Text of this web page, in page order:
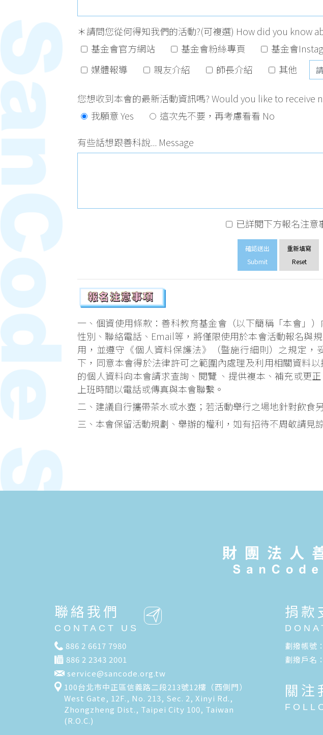
＊請問您從何得知我們的活動?(可複選) How did you know
基金會官方網站
基金會粉絲專頁 基金會
媒體報導
親友介紹 師長介紹 其他
您想收到本會的最新活動資訊嗎? Would you like to receive
我願意 Yes
這次先不要，再考慮看看 No
有些話想跟善科說... Message
已詳閱下方報名注意
確認送出
Submit
重新填寫
Reset
一、個資使用條款：善科教育基金會（以下簡稱「本會」
性別、聯絡電話、Email等，將僅限使用於本會活動報名與
用，並遵守《個人資料保護法》（暨施行細則）之規定，
下，同意本會得於法律許可之範圍內處理及利用相關資料
的個人資料向本會請求查詢、閱覽 、提供複本、補充或更
上班時間以電話或傳真與本會聯繫。
二、建議自行攜帶茶水或水壺；若活動舉行之場地針對飲食
三、本會保留活動規劃、舉辦的權利，如有招待不周敬請見
聯絡我們
CONTACT US
886 2 6617 7980
886 2 2343 2001
service@sancode.org.tw
100台北市中正區信義路二段213號12樓（西側門）
West Gate, 12F., No. 213, Sec. 2, Xinyi Rd.,
Zhongzheng Dist., Taipei City 100, Taiwan
(R.O.C.)
捐款
劃撥帳號
劃撥戶名
關注